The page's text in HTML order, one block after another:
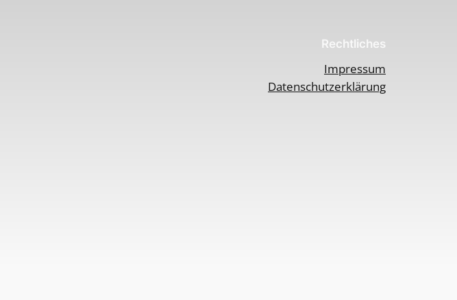
Rechtliches
Impressum
Datenschutzerklärung